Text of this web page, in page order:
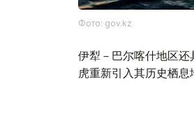
Фото: gov.kz
伊犁－巴尔喀什地区
虎重新引入其历史栖息